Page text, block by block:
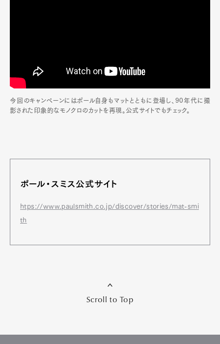
今回のキャンペーンにはポール自身もマットとともに登場し、90年代に撮
影された印象的なモノクロのカットを再現。公式サイトでもチェック。
ポール・スミス公式サイト
htps://www.paulsmith.co.jp/discover/stories/mat-smi
th
Scroll to Top